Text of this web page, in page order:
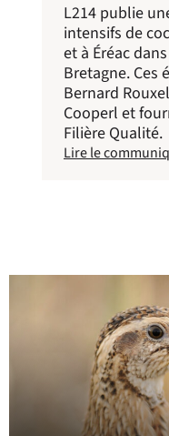
L214 publie
intensifs de
et à Éréac
Bretagne. Ces
Bernard
Cooperl et
Filière Qualité.
Lire le